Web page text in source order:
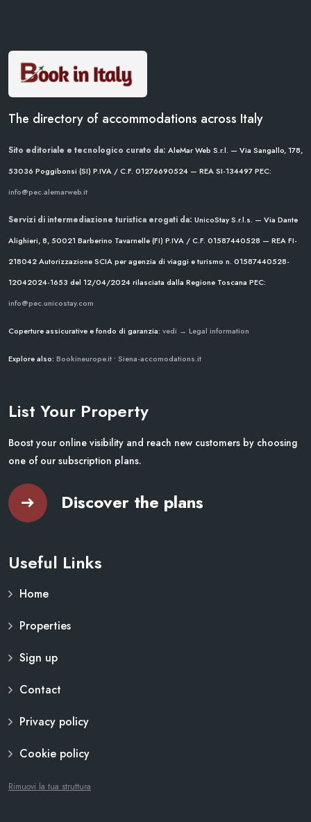
The directory of accommodations across Italy
Sito editoriale e tecnologico curato da: AleMar Web S.r.l. — Via Sangallo, 178,
53036 Poggibonsi (SI) P.IVA / C.F. 01276690524 — REA SI-134497PEC:
info@pec.alemarweb.it
Servizi di intermediazione turistica erogati da: UnicoStay S.r.l.s. — Via Dante
Alighieri, 8, 50021 Barberino Tavarnelle (FI) P.IVA / C.F. 01587440528 — REA FI-
218042Autorizzazione SCIA per agenzia di viaggi e turismo n. 01587440528-
12042024-1653 del 12/04/2024rilasciata dalla Regione Toscana PEC:
info@pec.unicostay.com
Coperture assicurative e fondo di garanzia: vedi → Legal information
Explore also: Bookineurope.it • Siena-accomodations.it
List Your Property
Boost your online visibility and reach new customers by choosing
one of our subscription plans.
Discover the plans
Useful Links
Home
Properties
Sign up
Contact
Privacy policy
Cookie policy
Rimuovi la tua struttura